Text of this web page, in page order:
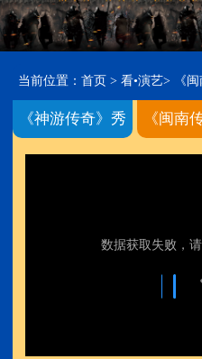
当前位置： 首页> 看•演艺> 《
《神游传奇》秀 《闽南